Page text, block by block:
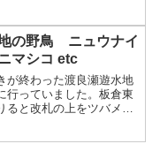
の野鳥 ニュウナイ
マシコ etc
が終わった渡良瀬遊水地
行っていました。板倉東
ると改札の上をツバメが